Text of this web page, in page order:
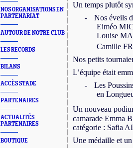
NOS ORGANISATIONS EN
PARTENARIAT
AUTOUR DE NOTRE CLUB
LES RECORDS
BILANS
ACCÈS STADE
PARTENAIRES
ACTUALITÉS
PARTENAIRES
BOUTIQUE
Un temps plutôt
-
Nos éveils
Eiméo
Louise
Camille
Nos petits
L’équipe était
-
Les
en
Un nouveau
camarade Emma
catégorie : Safia
Une médaille et un